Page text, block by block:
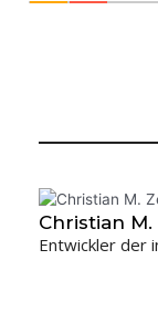
Christian
Entwickler der